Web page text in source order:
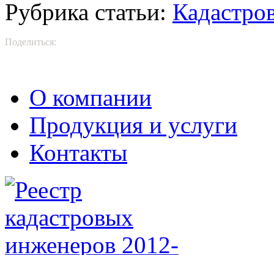
Рубрика статьи:
Поделиться:
О компании
Продукция и услуги
Контакты